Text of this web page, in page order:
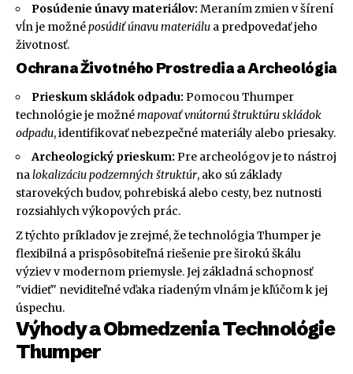
Posúdenie únavy materiálov: Meraním zmien v šírení
vĺn je možnéposúdiť únavu materiálu a predpovedať jeho
životnosť.
Ochrana Životného Prostredia a Archeológia
Prieskum skládok odpadu: Pomocou Thumper
technológie je možnémapovať vnútornú štruktúru skládok
odpadu, identifikovať nebezpečné materiály alebo priesaky.
Archeologický prieskum: Pre archeológov je to nástroj
nalokalizáciu podzemných štruktúr, ako sú základy
starovekých budov, pohrebiská alebo cesty, bez nutnosti
rozsiahlych výkopových prác.
Z týchto príkladov je zrejmé, že technológia Thumper je
flexibilná a prispôsobiteľná riešenie pre širokú škálu
výziev v modernom priemysle. Jej základná schopnosť
"vidieť" neviditeľné vďaka riadeným vlnám je kľúčom k jej
úspechu.
Výhody a Obmedzenia Technológie
Thumper